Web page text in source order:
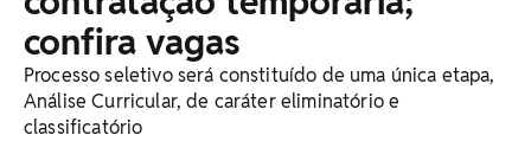
confira vagas
Processo seletivo será constituído de uma única etapa,
Análise Curricular, de caráter eliminatório e
classificatório